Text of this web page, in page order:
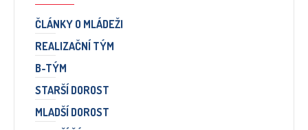
ČLÁNKY O MLÁDEŽI
REALIZAČNÍ TÝM
B-TÝM
STARŠÍ DOROST
MLADŠÍ DOROST